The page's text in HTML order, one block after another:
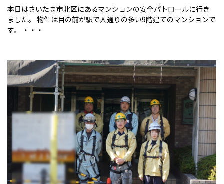
本日はさいたま市北区にあるマンションの安全パトロールに行き
ました。 物件は目の前が駅で人通りの多い9階建てのマンションで
す。 ・・・